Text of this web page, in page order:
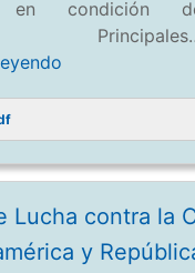
en condición
Lucha contra la
y